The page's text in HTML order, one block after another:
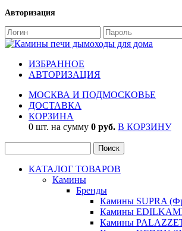
Авторизация
ИЗБРАННОЕ
АВТОРИЗАЦИЯ
МОСКВА И ПОДМОСКОВЬЕ
ДОСТАВКА
КОРЗИНА
0 шт. на сумму 0 руб. В КОРЗИНУ
КАТАЛОГ ТОВАРОВ
Камины
Бренды
Камины SUPRA
Камины
Камины